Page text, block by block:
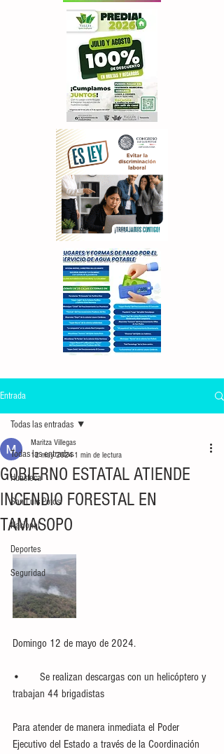
Entrada
Todas las entradas
Huasteca
San Luis Potosí
Nacional
Deportes
Seguridad
Todas las entradas
GOBIERNO ESTATAL ATIENDE
INCENDIO FORESTAL EN
TAMASOPO
Maritza Villegas
12 may 2024 1 min de lectura
Domingo 12 de mayo de 2024.
•       Se realizan descargas con un helicóptero y
trabajan 44 brigadistas
Para atender de manera inmediata el Poder
Ejecutivo del Estado a través de la Coordinación